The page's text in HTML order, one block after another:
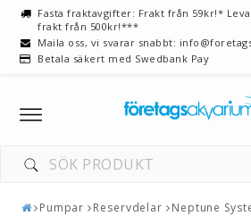
Fasta fraktavgifter: Frakt från 59kr!*
frakt från 500kr!***
Maila oss, vi svarar snabbt:
Betala säkert med Swedbank Pay
Toggle
navigation
Pumpar Reservdelar Neptune